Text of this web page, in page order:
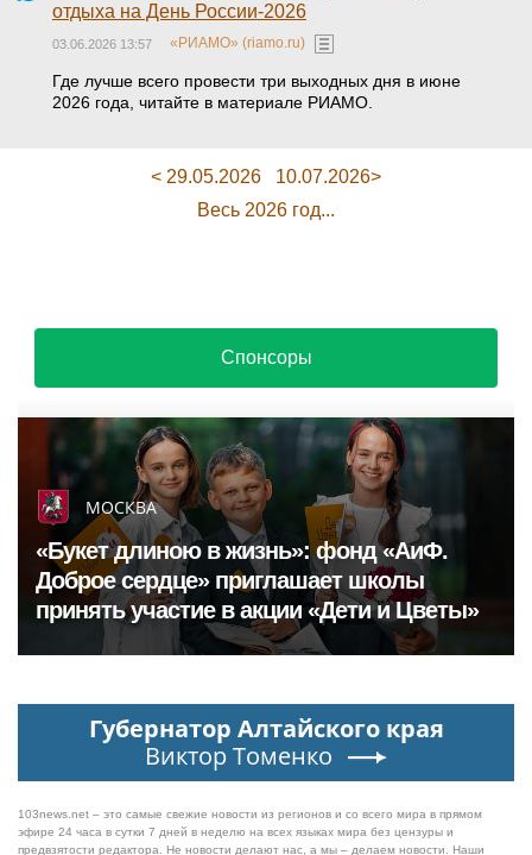
отдыха на День России-2026
03.06.2026 13:57 «РИАМО» (riamo.ru)
Где лучше всего провести три выходных дня в июне
2026 года, читайте в материале РИАМО.
< 29.05.2026
10.07.2026>
Весь 2026 год...
Спонсоры
МОСКВА
«Букет длиною в жизнь»: фонд «АиФ.
Доброе сердце» приглашает школы
принять участие в акции «Дети и Цветы»
Губернатор Алтайского края
Виктор Томенко
103news.net – это самые свежие новости из регионов и со всего мира в прямом
эфире 24 часа в сутки 7 дней в неделю на всех языках мира без цензуры и
предвзятости редактора. Не новости делают нас, а мы – делаем новости. Наши